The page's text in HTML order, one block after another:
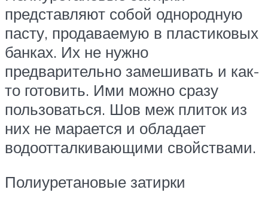
представляют собой однородную
пасту, продаваемую в пластиковых
банках. Их не нужно
предварительно замешивать и как-
то готовить. Ими можно сразу
пользоваться. Шов меж плиток из
них не марается и обладает
водоотталкивающими свойствами.
Полиуретановые затирки